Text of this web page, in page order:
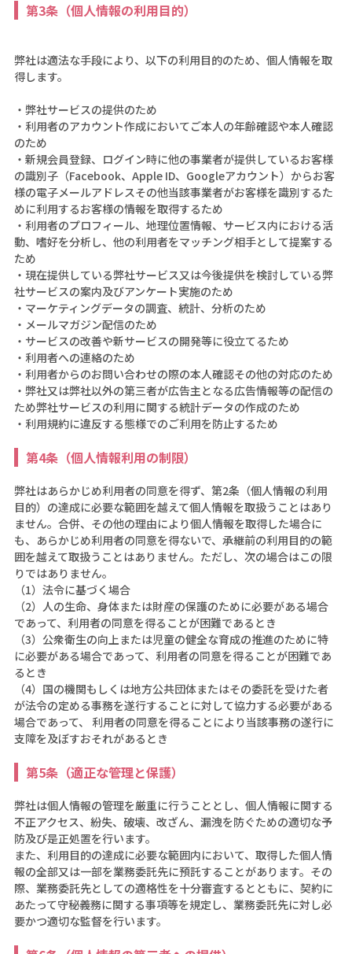
第3条（個人情報の利用目的）
弊社は適法な手段により、以下の利用目的のため、個人情報を取
得します。
・弊社サービスの提供のため
・利用者のアカウント作成においてご本人の年齢確認や本人確認
のため
・新規会員登録、ログイン時に他の事業者が提供しているお客様
の識別子（Facebook、Apple ID、Googleアカウント）からお客
様の電子メールアドレスその他当該事業者がお客様を識別するた
めに利用するお客様の情報を取得するため
・利用者のプロフィール、地理位置情報、サービス内における活
動、嗜好を分析し、他の利用者をマッチング相手として提案する
ため
・現在提供している弊社サービス又は今後提供を検討している弊
社サービスの案内及びアンケート実施のため
・マーケティングデータの調査、統計、分析のため
・メールマガジン配信のため
・サービスの改善や新サービスの開発等に役立てるため
・利用者への連絡のため
・利用者からのお問い合わせの際の本人確認その他の対応のため
・弊社又は弊社以外の第三者が広告主となる広告情報等の配信の
ため弊社サービスの利用に関する統計データの作成のため
・利用規約に違反する態様でのご利用を防止するため
第4条（個人情報利用の制限）
弊社はあらかじめ利用者の同意を得ず、第2条（個人情報の利用
目的）の達成に必要な範囲を越えて個人情報を取扱うことはあり
ません。合併、その他の理由により個人情報を取得した場合に
も、あらかじめ利用者の同意を得ないで、承継前の利用目的の範
囲を越えて取扱うことはありません。ただし、次の場合はこの限
りではありません。
（1）法令に基づく場合
（2）人の生命、身体または財産の保護のために必要がある場合
であって、利用者の同意を得ることが困難であるとき
（3）公衆衛生の向上または児童の健全な育成の推進のために特
に必要がある場合であって、利用者の同意を得ることが困難であ
るとき
（4）国の機関もしくは地方公共団体またはその委託を受けた者
が法令の定める事務を遂行することに対して協力する必要がある
場合であって、 利用者の同意を得ることにより当該事務の遂行に
支障を及ぼすおそれがあるとき
第5条（適正な管理と保護）
弊社は個人情報の管理を厳重に行うこととし、個人情報に関する
不正アクセス、紛失、破壊、改ざん、漏洩を防ぐための適切な予
防及び是正処置を行います。
また、利用目的の達成に必要な範囲内において、取得した個人情
報の全部又は一部を業務委託先に預託することがあります。その
際、業務委託先としての適格性を十分審査するとともに、契約に
あたって守秘義務に関する事項等を規定し、業務委託先に対し必
要かつ適切な監督を行います。